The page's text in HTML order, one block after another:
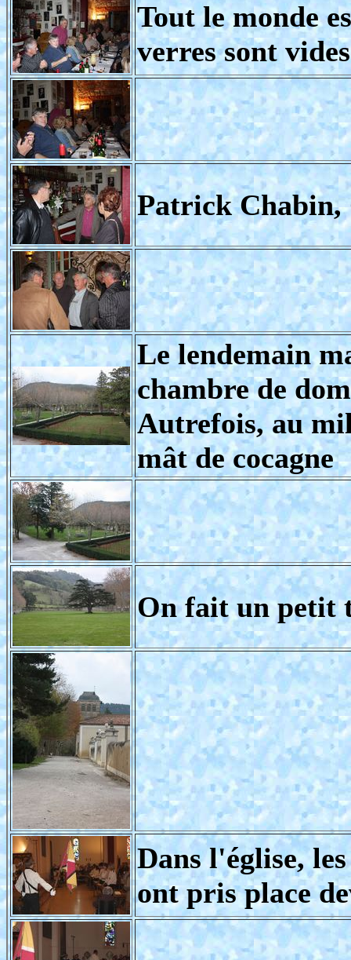
Tout le monde
verres sont vides
Patrick Chabin,
Le lendemain
chambre de
Autrefois, au
mât de cocagne
On fait un petit
Dans l'église,
ont pris place